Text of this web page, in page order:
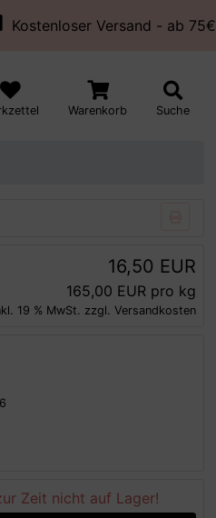
Kostenloser Versand - ab 75€
Warenkorb Suche
16,50 EUR
165,00 EUR pro kg
19 % MwSt. zzgl. Versandkosten
Zeit nicht auf Lager!